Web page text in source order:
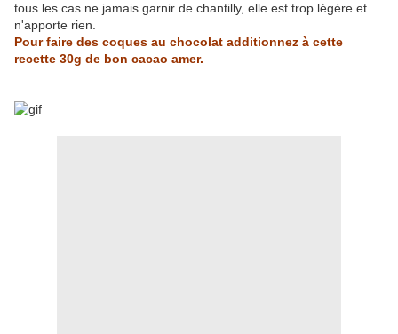
tous les cas ne jamais garnir de chantilly, elle est trop légère et
n'apporte rien.
Pour faire des coques au chocolat additionnez à cette
recette 30g de bon cacao amer.